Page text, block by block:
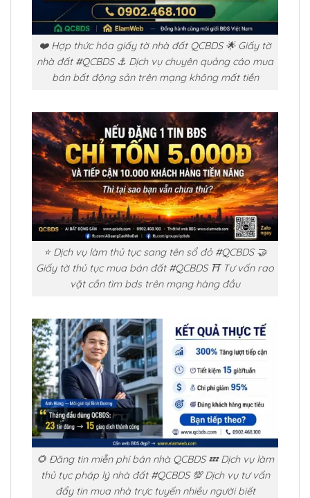
❤️ Hợp thức hóa giấy tờ nhà đất QCBDS 🌟 Giấy tờ
nhà đất #QCBDS ⚓ Dịch vụ chuyên quảng cáo mua
bán bất động sản trên mạng không mất tiền
⭐ Dịch vụ làm thủ tục sang tên sổ đỏ #QCBDS 🤝
Giấy tờ thủ tục mua bán đất #QCBDS ⛩️ Tư vấn rao
vặt cần tìm bds trên mạng hàng đầu
🌻 Đăng tin miễn phí bán nhà QCBDS 💤 Dịch vụ làm
thủ tục pháp lý nhà đất #QCBDS 💯 Dịch vụ tư vấn
đẩy tin mua nhà trực tuyến nhiều người biết